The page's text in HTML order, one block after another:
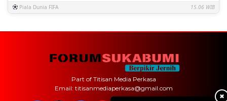
Piala Dunia FIFA 15.06 WIB
✖
Part of Titisan Media Perkasa
Email: titisanmediaperkasa@gmail.com